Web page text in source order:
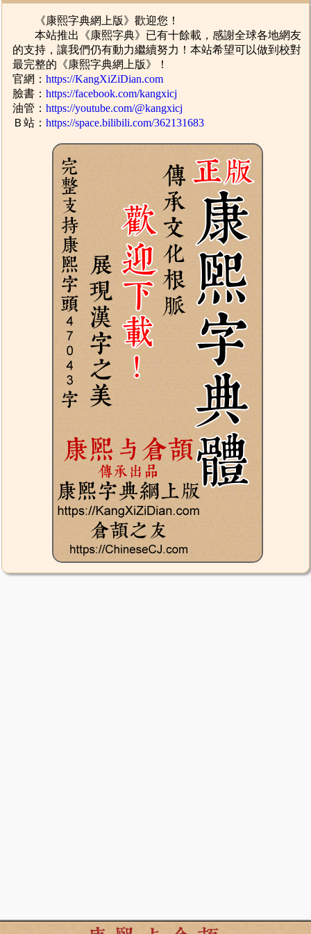
《康熙字典網上版》歡迎您！
本站推出《康熙字典》已有十餘載，感謝全球各地網友
的支持，讓我們仍有動力繼續努力！本站希望可以做到校對
最完整的《康熙字典網上版》！
官網：https://KangXiZiDian.com
臉書：https://facebook.com/kangxicj
油管：https://youtube.com/@kangxicj
Ｂ站：https://space.bilibili.com/362131683